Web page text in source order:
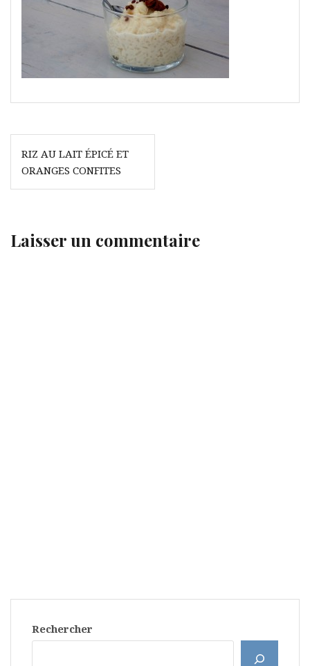
Navigation
de
l’article
RIZ AU LAIT ÉPICÉ ET
ORANGES CONFITES
Laisser un commentaire
Rechercher